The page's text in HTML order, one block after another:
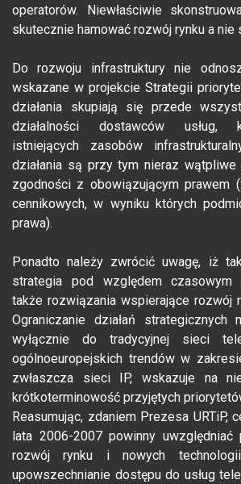
operatorów. Niewłaściwie
skutecznie hamować rozwój rynku a nie
Do rozwoju infrastruktury nie
wskazane w projekcie Strategii
działania skupiają się przede
działalności dostawców usług,
istniejących zasobów
działania są przy tym nieraz
zgodności z obowiązującym prawem
cennikowych, w wyniku których
prawa).
Ponadto należy zwrócić uwagę, iż
strategia pod względem czasowym
także rozwiązania wspierające rozwój
Ograniczanie działań strategicznych
wyłącznie do tradycyjnej sieci
ogólnoeuropejskich trendów w
zwłaszcza sieci IP, wskazuje na
krótkoterminowość przyjętych
Reasumując, zdaniem Prezesa URTiP,
lata 2006-2007 powinny
rozwój rynku i nowych
upowszechnianie dostępu do usług